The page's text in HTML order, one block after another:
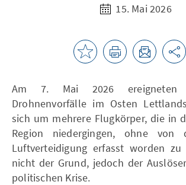
15. Mai 2026
Am 7. Mai 2026 ereigneten
Drohnenvorfälle im Osten
sich um mehrere Flugkörper, die in
Region niedergingen, ohne von
Luftverteidigung erfasst worden
nicht der Grund, jedoch der
politischen Krise.